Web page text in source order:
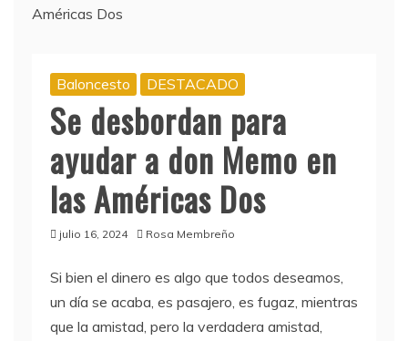
Américas Dos
Baloncesto DESTACADO
Se desbordan para
ayudar a don Memo en
las Américas Dos
julio 16, 2024 Rosa Membreño
Si bien el dinero es algo que todos deseamos,
un día se acaba, es pasajero, es fugaz, mientras
que la amistad, pero la verdadera amistad,